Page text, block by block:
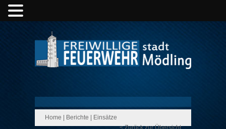
Home Berichte
Einsätze
< Zurück zur Übersicht